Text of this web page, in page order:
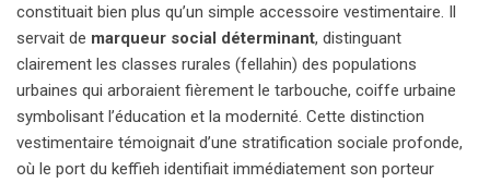
constituait bien plus qu’un simple accessoire vestimentaire. Il
servait de marqueur social déterminant, distinguant
clairement les classes rurales (fellahin) des populations
urbaines qui arboraient fièrement le tarbouche, coiffe urbaine
symbolisant l’éducation et la modernité. Cette distinction
vestimentaire témoignait d’une stratification sociale profonde,
où le port du keffieh identifiait immédiatement son porteur